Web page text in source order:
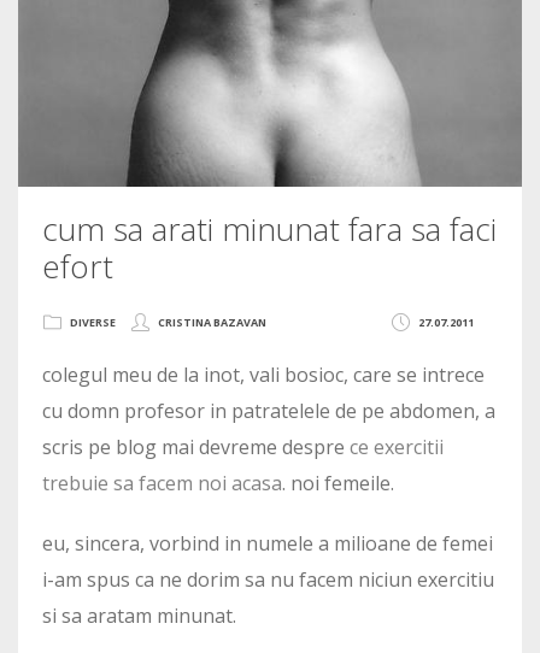
cum sa arati minunat fara sa faci
efort
27.07.2011
DIVERSE CRISTINA BAZAVAN
colegul meu de la inot, vali bosioc, care se intrece
cu domn profesor in patratelele de pe abdomen, a
scris pe blog mai devreme despre ce exercitii
trebuie sa facem noi acasa. noi femeile.
eu, sincera, vorbind in numele a milioane de femei
i-am spus ca ne dorim sa nu facem niciun exercitiu
si sa aratam minunat.